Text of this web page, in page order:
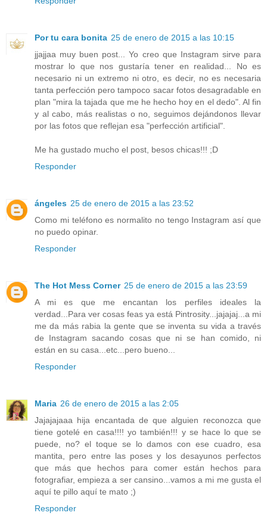
Por tu cara bonita 25 de enero de 2015 a las 10:15
jjajjaa muy buen post... Yo creo que Instagram sirve para
mostrar lo que nos gustaría tener en realidad... No es
necesario ni un extremo ni otro, es decir, no es necesaria
tanta perfección pero tampoco sacar fotos desagradable en
plan "mira la tajada que me he hecho hoy en el dedo". Al fin
y al cabo, más realistas o no, seguimos dejándonos llevar
por las fotos que reflejan esa "perfección artificial".
Me ha gustado mucho el post, besos chicas!!! ;D
Responder
ángeles 25 de enero de 2015 a las 23:52
Como mi teléfono es normalito no tengo Instagram así que
no puedo opinar.
Responder
The Hot Mess Corner 25 de enero de 2015 a las 23:59
A mi es que me encantan los perfiles ideales la
verdad...Para ver cosas feas ya está Pintrosity...jajajaj...a mi
me da más rabia la gente que se inventa su vida a través
de Instagram sacando cosas que ni se han comido, ni
están en su casa...etc...pero bueno...
Responder
Maria 26 de enero de 2015 a las 2:05
Jajajajaaa hija encantada de que alguien reconozca que
tiene gotelé en casa!!!! yo también!!! y se hace lo que se
puede, no? el toque se lo damos con ese cuadro, esa
mantita, pero entre las poses y los desayunos perfectos
que más que hechos para comer están hechos para
fotografiar, empieza a ser cansino...vamos a mi me gusta el
aquí te pillo aquí te mato ;)
Responder